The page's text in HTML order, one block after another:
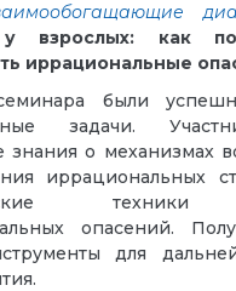
у взрослых: как
иррациональные
были
задачи.
знания о механизмах
иррациональных
техники
опасений.
для